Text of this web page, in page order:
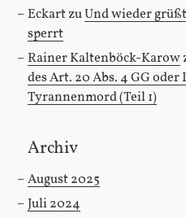
Eckart zuUnd wieder
sperrt
Rainer Kaltenböck-Karow
des Art. 20 Abs. 4 GG
Tyrannenmord (Teil 1)
Archiv
August 2025
Juli 2024